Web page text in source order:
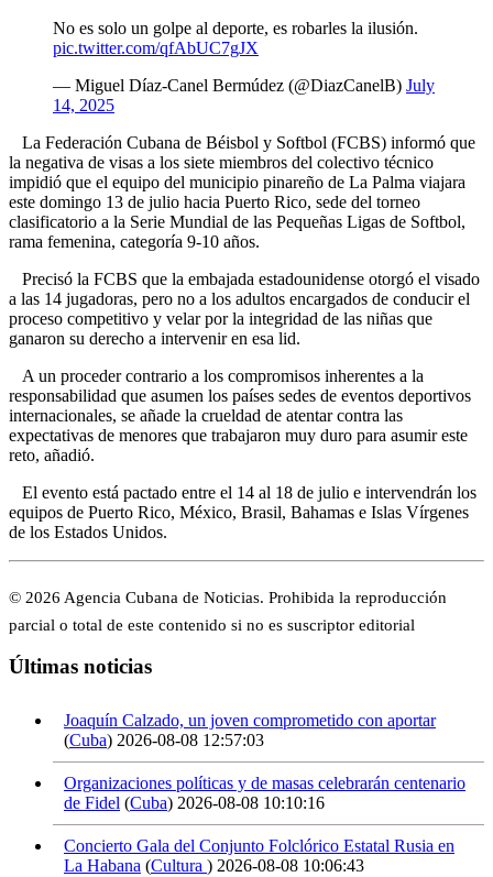
No es solo un golpe al deporte, es robarles la ilusión.
pic.twitter.com/qfAbUC7gJX
— Miguel Díaz-Canel Bermúdez (@DiazCanelB) July
14, 2025
La Federación Cubana de Béisbol y Softbol (FCBS) informó que
la negativa de visas a los siete miembros del colectivo técnico
impidió que el equipo del municipio pinareño de La Palma viajara
este domingo 13 de julio hacia Puerto Rico, sede del torneo
clasificatorio a la Serie Mundial de las Pequeñas Ligas de Softbol,
rama femenina, categoría 9-10 años.
Precisó la FCBS que la embajada estadounidense otorgó el visado
a las 14 jugadoras, pero no a los adultos encargados de conducir el
proceso competitivo y velar por la integridad de las niñas que
ganaron su derecho a intervenir en esa lid.
A un proceder contrario a los compromisos inherentes a la
responsabilidad que asumen los países sedes de eventos deportivos
internacionales, se añade la crueldad de atentar contra las
expectativas de menores que trabajaron muy duro para asumir este
reto, añadió.
El evento está pactado entre el 14 al 18 de julio e intervendrán los
equipos de Puerto Rico, México, Brasil, Bahamas e Islas Vírgenes
de los Estados Unidos.
© 2026 Agencia Cubana de Noticias. Prohibida la reproducción
parcial o total de este contenido si no es suscriptor editorial
Últimas noticias
Joaquín Calzado, un joven comprometido con aportar
(Cuba) 2026-08-08 12:57:03
Organizaciones políticas y de masas celebrarán centenario
de Fidel (Cuba) 2026-08-08 10:10:16
Concierto Gala del Conjunto Folclórico Estatal Rusia en
La Habana (Cultura ) 2026-08-08 10:06:43